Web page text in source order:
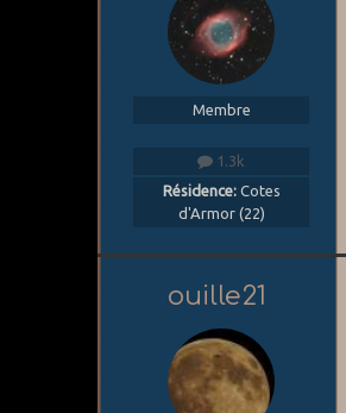
Membre
1.3k
Résidence:Cotes
d'Armor (22)
ouille21